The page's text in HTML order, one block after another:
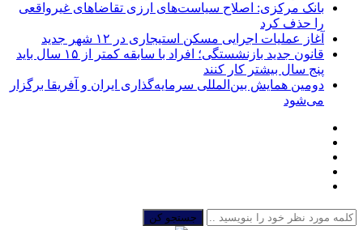
بانک مرکزی: اصلاح سیاست‌های ارزی تقاضاهای غیرواقعی
را حذف کرد
آغاز عملیات اجرایی مسکن استیجاری در ۱۲ شهر جدید
قانون جدید بازنشستگی؛ افراد با سابقه کمتر از ۱۵ سال باید
پنج سال بیشتر کار کنند
دومین همایش بین‌المللی سرمایه‌گذاری ایران و آفریقا برگزار
می‌شود
جستجو کن